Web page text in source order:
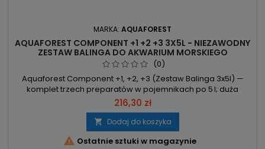
MARKA: AQUAFOREST
AQUAFOREST COMPONENT +1 +2 +3 3X5L - NIEZAWODNY
ZESTAW BALINGA DO AKWARIUM MORSKIEGO
(0)
Aquaforest Component +1, +2, +3 (Zestaw Balinga 3x5l) —
komplet trzech preparatów w pojemnikach po 5 l; duża
objętość dla rzadszych zakupów. 3×5 l — łączna objętość
minimalizuje częstotliwość uzupełnień. Aquaforest
Component +1, +2, +3 — trzy odrębne produkty w zestawie,
łatwe do rozróżnienia i zastosowania. Zestaw Balinga —
komplet dostarczany...
216,30 zł
 Dodaj do koszyka
 Ostatnie sztuki w magazynie